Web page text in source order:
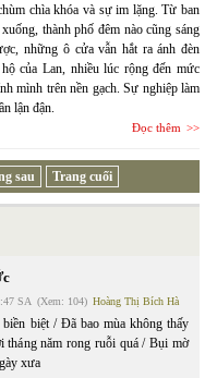
chìa khóa và sự im lặng. Từ ban
thành phố đêm nào cũng sáng
những ô cửa vẫn hắt ra ánh đèn
của Lan, nhiều lúc rộng đến mức
mình trên nền gạch. Sự nghiệp làm
lận đận.
Đọc thêm
sau Trang cuối
SA (Xem: 104) Hoàng Thị Bích Hà
biệt / Đã bao mùa không thấy
tháng năm rong ruỗi quá / Bụi mờ
xưa